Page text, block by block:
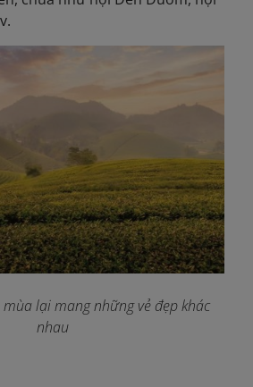
lại mang những vẻ đẹp khác
nhau